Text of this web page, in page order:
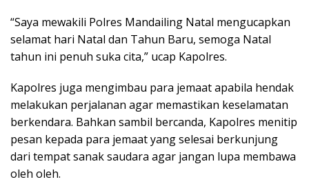
“Saya mewakili Polres Mandailing Natal mengucapkan
selamat hari Natal dan Tahun Baru, semoga Natal
tahun ini penuh suka cita,” ucap Kapolres.
Kapolres juga mengimbau para jemaat apabila hendak
melakukan perjalanan agar memastikan keselamatan
berkendara. Bahkan sambil bercanda, Kapolres menitip
pesan kepada para jemaat yang selesai berkunjung
dari tempat sanak saudara agar jangan lupa membawa
oleh oleh.